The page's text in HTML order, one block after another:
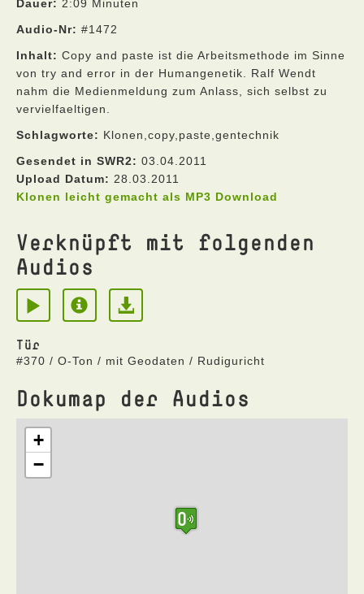
Dauer: 2:09 Minuten
Audio-Nr: #1472
Inhalt: Copy and paste ist die Arbeitsmethode im Sinne
von try and error in der Humangenetik. Ralf Wendt
nahm die Medienmeldung zum Anlass, sich selbst zu
vervielfaeltigen.
Schlagworte: Klonen,copy,paste,gentechnik
Gesendet in SWR2: 03.04.2011
Upload Datum: 28.03.2011
Klonen leicht gemacht als MP3 Download
Verknüpft mit folgenden
Audios
Tür
#370 / O-Ton / mit Geodaten / Rudiguricht
Dokumap der Audios